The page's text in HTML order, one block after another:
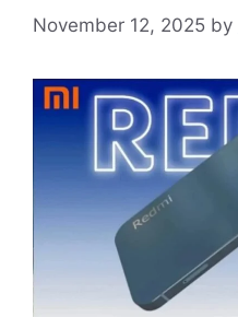
November 12, 2025 by